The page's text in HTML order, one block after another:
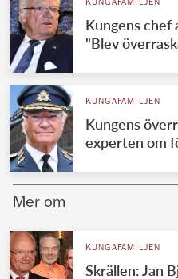
Jordanska
Luxemburgska
Japanska
KUNGAFAMILJEN
Kungens chef
"Blev
KUNGAFAMILJEN
Kungens
experten om
Mer om
KUNGAFAMILJEN
Skrällen: Jan